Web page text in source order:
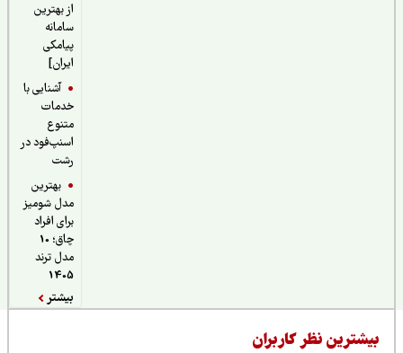
از بهترین
سامانه
پیامکی
آشنایی با
خدمات
اسنپ‌فود در
بهترین
مدل شومیز
برای افراد
چاق؛ 10
مدل ترند
نظر کاربران